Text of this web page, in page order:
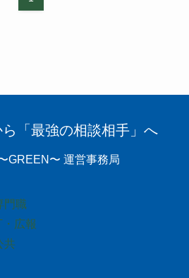
「最強の相談相手」へ
GREEN〜 運営事務局
門職
広報
共